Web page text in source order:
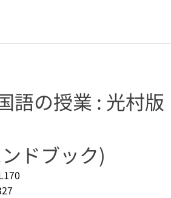
語の授業 : 光村版
ドブック)